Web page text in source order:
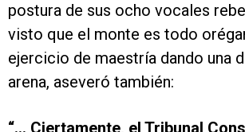
postura de sus ocho vocales
visto que el monte es todo
ejercicio de maestría dando una
arena, aseveró también:
“… Ciertamente, el Tribunal